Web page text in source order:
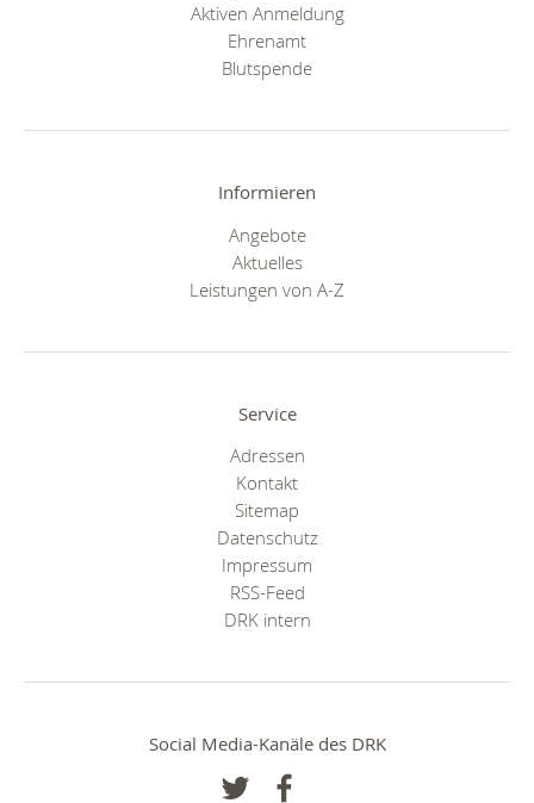
Aktiven Anmeldung
Ehrenamt
Blutspende
Informieren
Angebote
Aktuelles
Leistungen von A-Z
Service
Adressen
Kontakt
Sitemap
Datenschutz
Impressum
RSS-Feed
DRK intern
Social Media-Kanäle des DRK